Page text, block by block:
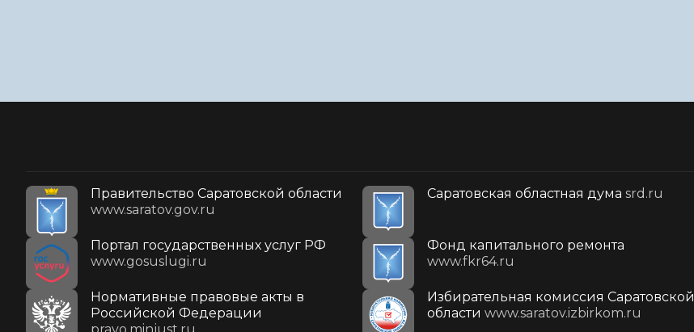
Правительство Саратовской области
www.saratov.gov.ru
Саратовская областная дума srd.ru
Портал государственных услуг РФ
www.gosuslugi.ru
Фонд капитального ремонта
www.fkr64.ru
Нормативные правовые акты в
Российской Федерации
Избирательная комиссия Саратовской
области www.saratov.izbirkom.ru